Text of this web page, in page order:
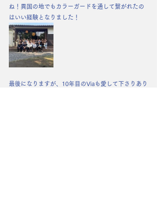
ね！異国の地でもカラーガードを通して繋がれたの
はいい経験となりました！
最後になりますが、10年目のViaも愛して下さりあり